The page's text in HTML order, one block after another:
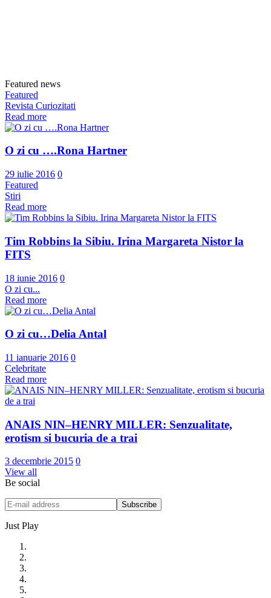
Featured news
Featured
Revista Curiozitati
Read more
O zi cu ….Rona Hartner
29 iulie 2016 0
Featured
Stiri
Read more
Tim Robbins la Sibiu. Irina Margareta Nistor la
FITS
18 iunie 2016 0
O zi cu...
Read more
O zi cu…Delia Antal
11 ianuarie 2016 0
Celebritate
Read more
ANAIS NIN–HENRY MILLER: Senzualitate,
erotism si bucuria de a trai
3 decembrie 2015 0
View all
Be social
Just Play